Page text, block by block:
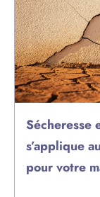
Sécheresse
s’applique
pour votre